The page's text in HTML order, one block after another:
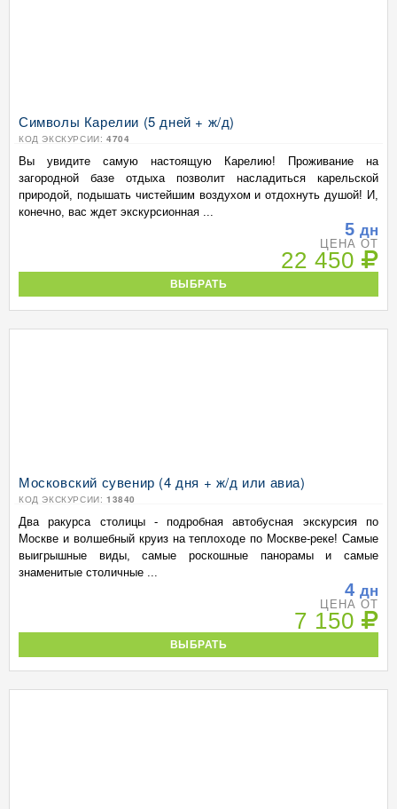
Символы Карелии (5 дней + ж/д)
КОД ЭКСКУРСИИ: 4704
Вы увидите самую настоящую Карелию! Проживание на
загородной базе отдыха позволит насладиться карельской
природой, подышать чистейшим воздухом и отдохнуть душой! И,
конечно, вас ждет экскурсионная ...
5 дн
ЦЕНА ОТ
22 450
ВЫБРАТЬ
Московский сувенир (4 дня + ж/д или авиа)
КОД ЭКСКУРСИИ: 13840
Два ракурса столицы - подробная автобусная экскурсия по
Москве и волшебный круиз на теплоходе по Москве-реке! Самые
выигрышные виды, самые роскошные панорамы и самые
знаменитые столичные ...
4 дн
ЦЕНА ОТ
7 150
ВЫБРАТЬ